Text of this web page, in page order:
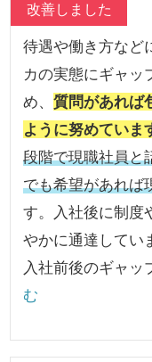
改善しました
待遇や働き方など
カの実態にギャッ
め、質問があれば
ように努めていま
段階で現職社員と
でも希望があれば
す。入社後に制度
やかに通達してい
入社前後のギャッ
む